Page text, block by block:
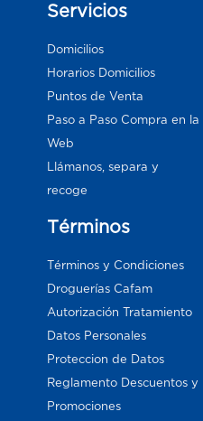
Servicios
Domicilios
Horarios Domicilios
Puntos de Venta
Paso a Paso Compra en la
Web
Llámanos, separa y
recoge
Términos
Términos y Condiciones
Droguerías Cafam
Autorización Tratamiento
Datos Personales
Proteccion de Datos
Reglamento Descuentos y
Promociones